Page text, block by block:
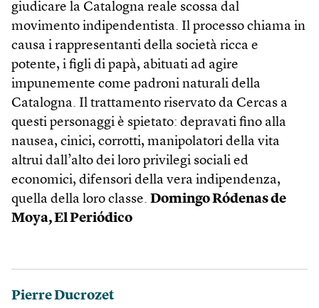
giudicare la Catalogna reale scossa dal
movimento indipendentista. Il processo chiama in
causa i rappresentanti della società ricca e
potente, i figli di papà, abituati ad agire
impunemente come padroni naturali della
Catalogna. Il trattamento riservato da Cercas a
questi personaggi è spietato: depravati fino alla
nausea, cinici, corrotti, manipolatori della vita
altrui dall’alto dei loro privilegi sociali ed
economici, difensori della vera indipendenza,
quella della loro classe. Domingo Ródenas de
Moya, El Periódico
Pierre Ducrozet